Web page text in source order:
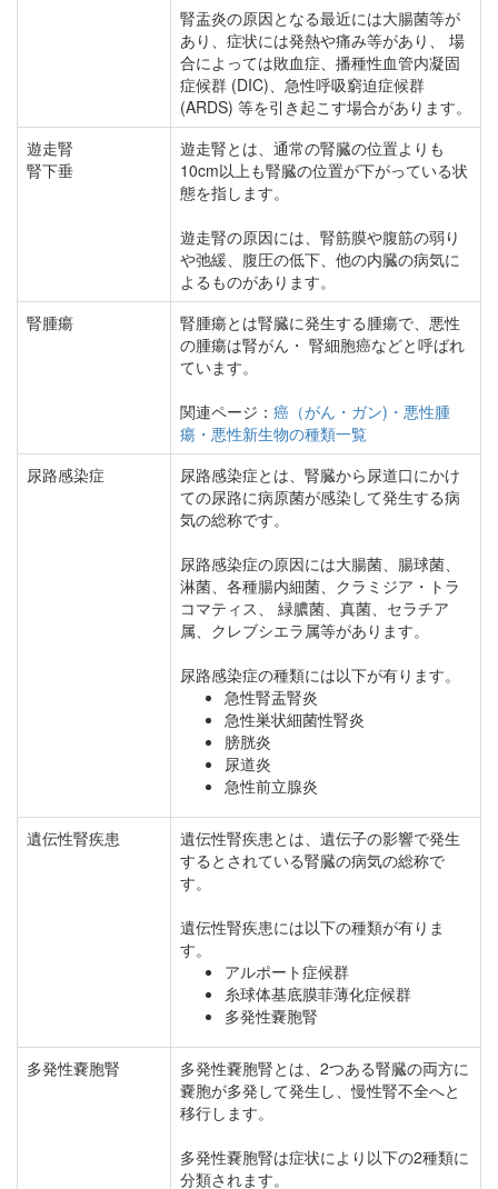
腎盂炎の原因となる最近には大腸菌等が
あり、症状には発熱や痛み等があり、 場
合によっては敗血症、播種性血管内凝固
症候群 (DIC)、急性呼吸窮迫症候群
(ARDS) 等を引き起こす場合があります。
遊走腎
腎下垂
遊走腎とは、通常の腎臓の位置よりも
10cm以上も腎臓の位置が下がっている状
態を指します。
遊走腎の原因には、腎筋膜や腹筋の弱り
や弛緩、腹圧の低下、他の内臓の病気に
よるものがあります。
腎腫瘍
腎腫瘍とは腎臓に発生する腫瘍で、悪性
の腫瘍は腎がん・ 腎細胞癌などと呼ばれ
ています。
関連ページ： 癌（がん・ガン)・悪性腫
瘍・悪性新生物の種類一覧
尿路感染症
尿路感染症とは、腎臓から尿道口にかけ
ての尿路に病原菌が感染して発生する病
気の総称です。
尿路感染症の原因には大腸菌、腸球菌、
淋菌、各種腸内細菌、クラミジア・トラ
コマティス、 緑膿菌、真菌、セラチア
属、クレブシエラ属等があります。
尿路感染症の種類には以下が有ります。
急性腎盂腎炎
急性巣状細菌性腎炎
膀胱炎
尿道炎
急性前立腺炎
遺伝性腎疾患
遺伝性腎疾患とは、遺伝子の影響で発生
するとされている腎臓の病気の総称で
す。
遺伝性腎疾患には以下の種類が有りま
す。
アルポート症候群
糸球体基底膜菲薄化症候群
多発性嚢胞腎
多発性嚢胞腎
多発性嚢胞腎とは、2つある腎臓の両方に
嚢胞が多発して発生し、慢性腎不全へと
移行します。
多発性嚢胞腎は症状により以下の2種類に
分類されます。